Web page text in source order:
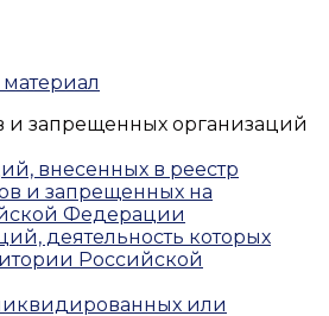
и запрещенных организаций
внесенных в реестр
и запрещенных на
Федерации
деятельность которых
Российской
или